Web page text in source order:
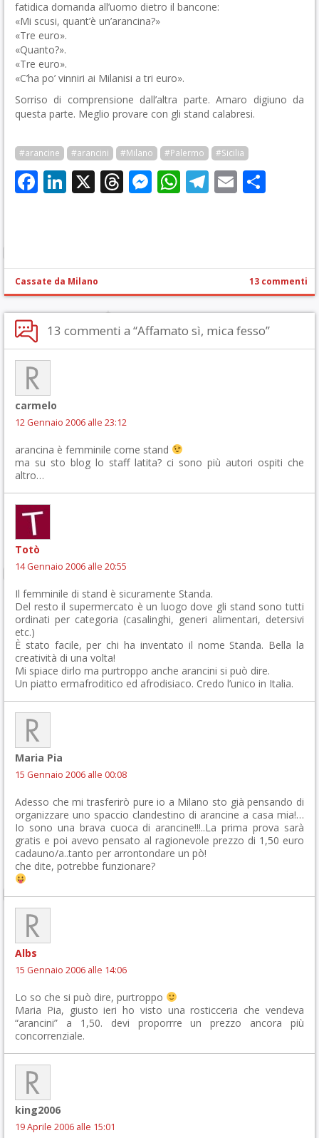
fatidica domanda all’uomo dietro il bancone:
«Mi scusi, quant’è un’arancina?»
«Tre euro».
«Quanto?».
«Tre euro».
«C’ha po’ vinniri ai Milanisi a tri euro».
Sorriso di comprensione dall’altra parte. Amaro digiuno da
questa parte. Meglio provare con gli stand calabresi.
#arancine #arancini #Milano #Palermo #Sicilia
Facebook
LinkedIn
X Threads
Messenger
WhatsApp
Telegram
Email
Cassate da Milano 13 commenti
13 commenti a “Affamato sì, mica fesso”
carmelo
12 Gennaio 2006 alle 23:12
arancina è femminile come stand
ma su sto blog lo staff latita? ci sono più autori ospiti che
altro…
Totò
14 Gennaio 2006 alle 20:55
Il femminile di stand è sicuramente Standa.
Del resto il supermercato è un luogo dove gli stand sono tutti
ordinati per categoria (casalinghi, generi alimentari, detersivi
etc.)
È stato facile, per chi ha inventato il nome Standa. Bella la
creatività di una volta!
Mi spiace dirlo ma purtroppo anche arancini si può dire.
Un piatto ermafroditico ed afrodisiaco. Credo l’unico in Italia.
Maria Pia
15 Gennaio 2006 alle 00:08
Adesso che mi trasferirò pure io a Milano sto già pensando di
organizzare uno spaccio clandestino di arancine a casa mia!…
Io sono una brava cuoca di arancine!!!..La prima prova sarà
gratis e poi avevo pensato al ragionevole prezzo di 1,50 euro
cadauno/a..tanto per arrontondare un pò!
che dite, potrebbe funzionare?
Albs
15 Gennaio 2006 alle 14:06
Lo so che si può dire, purtroppo
Maria Pia, giusto ieri ho visto una rosticceria che vendeva
“arancini” a 1,50. devi proporrre un prezzo ancora più
concorrenziale.
king2006
19 Aprile 2006 alle 15:01